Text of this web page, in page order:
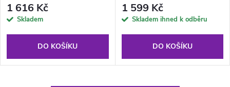
1 616 Kč
Skladem
DO KOŠÍKU
1 599 Kč
Skladem ihned k odběru
DO KOŠÍKU